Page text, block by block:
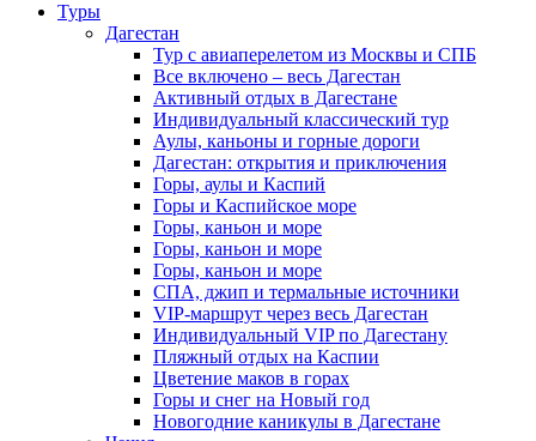
Туры
Дагестан
Тур с авиаперелетом из Москвы и СПБ
Все включено – весь Дагестан
Активный отдых в Дагестане
Индивидуальный классический тур
Аулы, каньоны и горные дороги
Дагестан: открытия и приключения
Горы, аулы и Каспий
Горы и Каспийское море
Горы, каньон и море
Горы, каньон и море
Горы, каньон и море
СПА, джип и термальные источники
VIP-маршрут через весь Дагестан
Индивидуальный VIP по Дагестану
Пляжный отдых на Каспии
Цветение маков в горах
Горы и снег на Новый год
Новогодние каникулы в Дагестане